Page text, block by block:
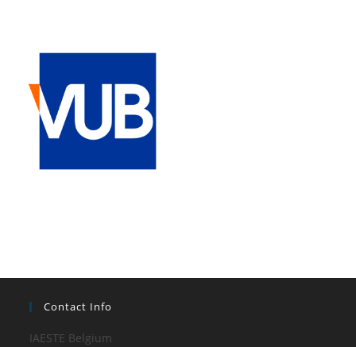
Contact Info
IAESTE Belgium